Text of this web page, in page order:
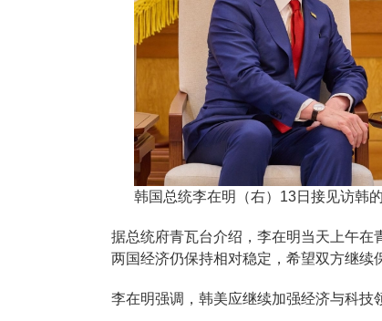
韩国总统李在明（右）13日接见访韩
据总统府青瓦台介绍，李在明当天上午
两国经济仍保持相对稳定，希望双方继续
李在明强调，韩美应继续加强经济与科技